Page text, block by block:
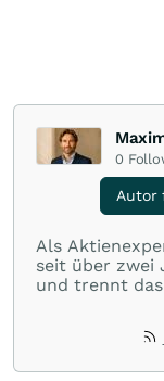
0
Autor
Als
seit über zwei
und trennt
und liefert
und Renditen